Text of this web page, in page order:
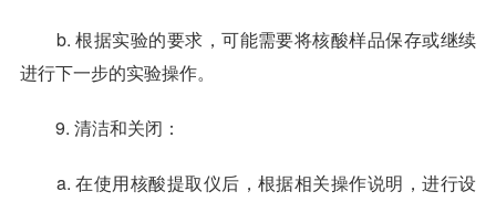
b. 根据实验的要求，可能需要将核酸样品保存或继续
进行下一步的实验操作。
9. 清洁和关闭：
a. 在使用核酸提取仪后，根据相关操作说明，进行设